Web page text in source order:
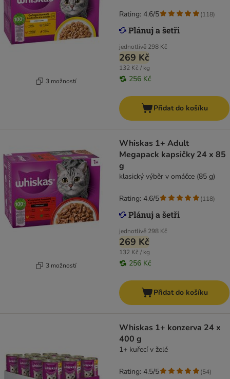
3 možností
jednotlivě 298 Kč
269 Kč
132 Kč / kg
256 Kč
Rating: 4.6/5 (118)
Přidat do košíku
3 možností
Whiskas 1+ Adult
Megapack kapsičky 24 x 85
g
klasický výběr v omáčce (85 g)
jednotlivě 298 Kč
269 Kč
132 Kč / kg
256 Kč
Rating: 4.6/5 (118)
Přidat do košíku
Whiskas 1+ konzerva 24 x
400 g
1+ kuřecí v želé
Rating: 4.5/5 (54)